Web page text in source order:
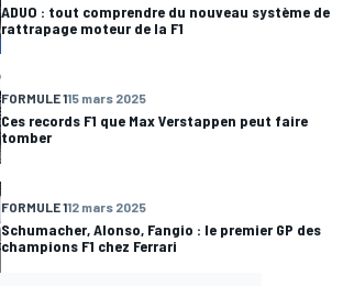
ADUO : tout comprendre du nouveau système de
rattrapage moteur de la F1
FORMULE 115 mars 2025
Ces records F1 que Max Verstappen peut faire
tomber
FORMULE 112 mars 2025
Schumacher, Alonso, Fangio : le premier GP des
champions F1 chez Ferrari